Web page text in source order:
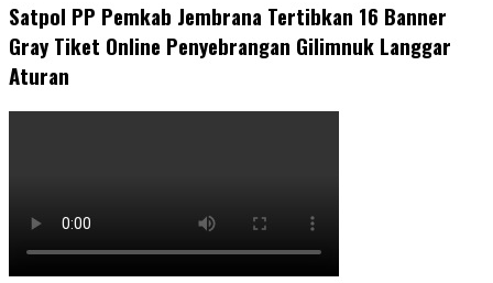
Satpol PP Pemkab Jembrana Tertibkan 16 Banner
Gray Tiket Online Penyebrangan Gilimnuk Langgar
Aturan